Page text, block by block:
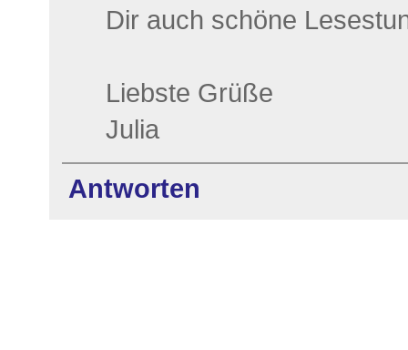
Dir auch schöne
Liebste Grüße
Julia
Antworten